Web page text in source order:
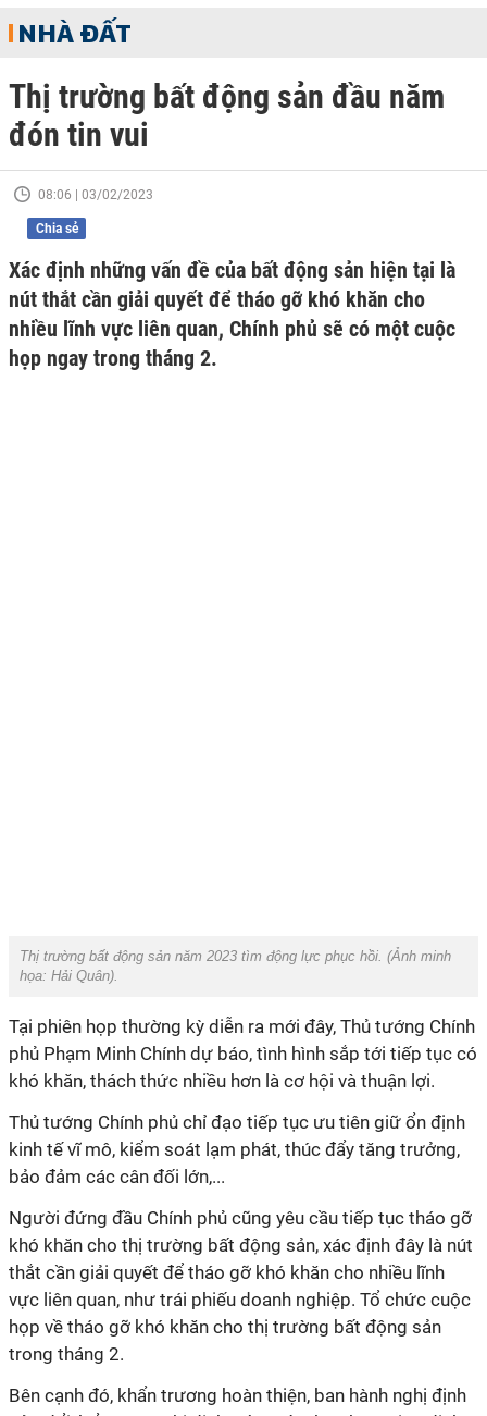
NHÀ ĐẤT
Thị trường bất động sản đầu năm
đón tin vui
08:06 | 03/02/2023
Chia sẻ
Xác định những vấn đề của bất động sản hiện tại là
nút thắt cần giải quyết để tháo gỡ khó khăn cho
nhiều lĩnh vực liên quan, Chính phủ sẽ có một cuộc
họp ngay trong tháng 2.
Thị trường bất động sản năm 2023 tìm động lực phục hồi. (Ảnh minh
họa: Hải Quân).
Tại phiên họp thường kỳ diễn ra mới đây, Thủ tướng Chính
phủ Phạm Minh Chính dự báo, tình hình sắp tới tiếp tục có
khó khăn, thách thức nhiều hơn là cơ hội và thuận lợi.
Thủ tướng Chính phủ chỉ đạo tiếp tục ưu tiên giữ ổn định
kinh tế vĩ mô, kiểm soát lạm phát, thúc đẩy tăng trưởng,
bảo đảm các cân đối lớn,...
Người đứng đầu Chính phủ cũng yêu cầu tiếp tục tháo gỡ
khó khăn cho thị trường bất động sản, xác định đây là nút
thắt cần giải quyết để tháo gỡ khó khăn cho nhiều lĩnh
vực liên quan, như trái phiếu doanh nghiệp. Tổ chức cuộc
họp về tháo gỡ khó khăn cho thị trường bất động sản
trong tháng 2.
Bên cạnh đó, khẩn trương hoàn thiện, ban hành nghị định